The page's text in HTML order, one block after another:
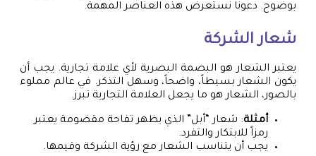
بوضوح. دعونا نستعرض هذه العناصر المهمة.
شعار الشركة
يعتبر الشعار هو البصمة البصرية لأي علامة تجارية. يجب أن
يكون الشعار بسيطاً، واضحاً، وسهل التذكر. في عالم مملوء
بالصور، الشعار هو ما يجعل العلامة التجارية تبرز.
أمثلة: شعار “أبل” الذي يظهر تفاحة مقضومة يعتبر
رمزاً للابتكار والتفرد.
يجب أن يتناسب الشعار مع رؤية الشركة وقيمها.